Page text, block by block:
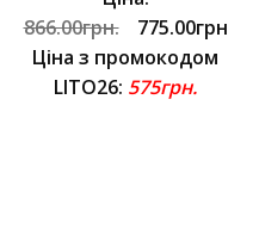
866.00грн.
775.00грн
Ціна з промокодом
LITO26: 575грн.